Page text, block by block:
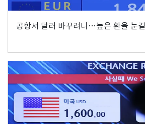
공항서 달러 바꾸려니…높은 환율 눈길